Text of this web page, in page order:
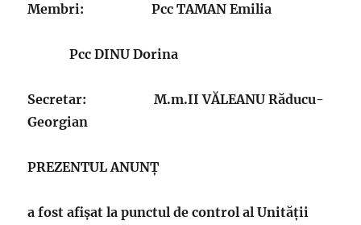
Membri: Pcc TAMAN Emilia
Pcc DINU Dorina
Secretar: M.m.II VĂLEANU Răducu-
Georgian
PREZENTUL ANUNŢ
a fost afişat la punctul de control al Unităţii